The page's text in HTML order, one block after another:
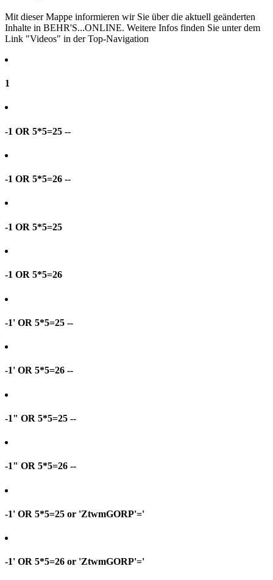
Mit dieser Mappe informieren wir Sie über die aktuell geänderten
Inhalte in BEHR'S...ONLINE. Weitere Infos finden Sie unter dem
Link "Videos" in der Top-Navigation
1
-1 OR 5*5=25 --
-1 OR 5*5=26 --
-1 OR 5*5=25
-1 OR 5*5=26
-1' OR 5*5=25 --
-1' OR 5*5=26 --
-1" OR 5*5=25 --
-1" OR 5*5=26 --
-1' OR 5*5=25 or 'ZtwmGORP'='
-1' OR 5*5=26 or 'ZtwmGORP'='